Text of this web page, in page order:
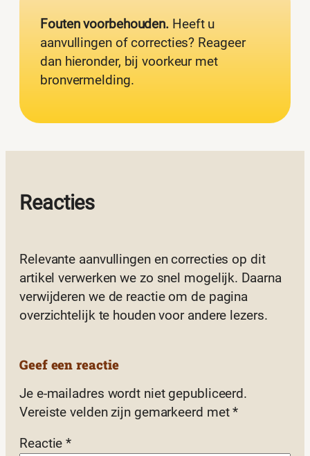
Fouten voorbehouden. Heeft u
aanvullingen of correcties? Reageer
dan hieronder, bij voorkeur met
bronvermelding.
Reacties
Relevante aanvullingen en correcties op dit
artikel verwerken we zo snel mogelijk. Daarna
verwijderen we de reactie om de pagina
overzichtelijk te houden voor andere lezers.
Geef een reactie
Je e-mailadres wordt niet gepubliceerd.
Vereiste velden zijn gemarkeerd met*
Reactie*